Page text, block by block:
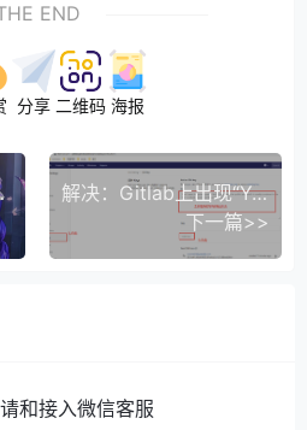
END
分享 二维码 海报
解决办法
解决：Gitlab上出现“You won‘t be able to pull or push project code via SSH until you add an SSH key to you（第一次使用gitlab）
下一篇>>
和接入微信客服